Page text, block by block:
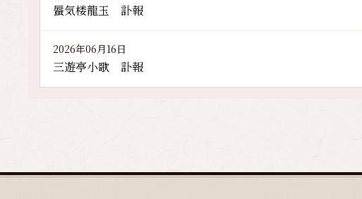
蜃気楼龍玉 訃報
2026年06月16日
三遊亭小歌 訃報